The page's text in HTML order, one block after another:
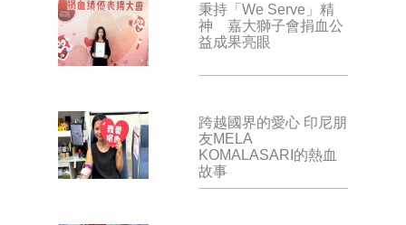
秉持「We Serve」精
神 嘉大獅子會捐血公
益成果亮眼
跨越國界的愛心 印尼朋
友MELA
KOMALASARI的熱血
故事